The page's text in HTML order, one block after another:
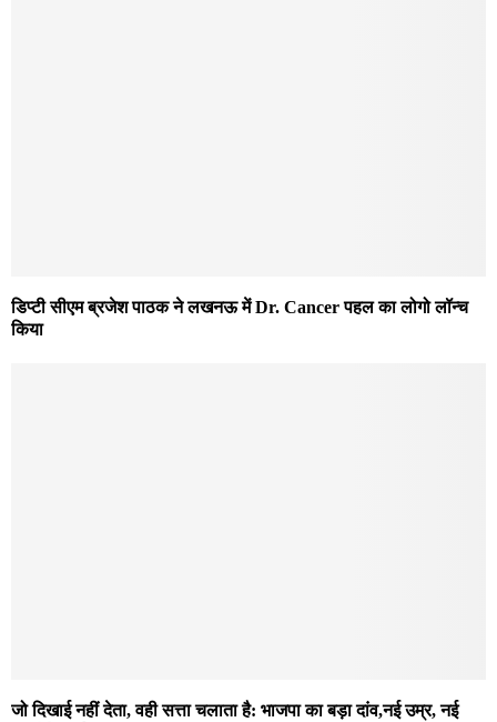
डिप्टी सीएम ब्रजेश पाठक ने लखनऊ में Dr. Cancer पहल का लोगो लॉन्च
किया
जो दिखाई नहीं देता, वही सत्ता चलाता है: भाजपा का बड़ा दांव,नई उम्र, नई